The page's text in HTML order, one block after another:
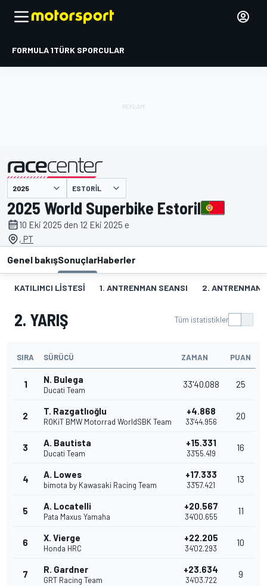
FORMULA 1TÜRK SPORCULAR
ESTORIL
2025 World Superbike Estoril
10 Eki 2025 den 12 Eki 2025 e
, PT
Genel bakışSonuçlarHaberler
KATILIMCI LISTESI 1. ANTRENMAN SEANSI 2. ANTRENMAN
2. YARIŞ Tüm istatistikler
SIRA SÜRÜCÜ ZAMAN PUAN
1 N. Bulega
Ducati Team
33'40.088 25
2 T. Razgatlıoğlu
ROKiT BMW Motorrad WorldSBK Team
+4.868
33'44.956
20
3 A. Bautista
Ducati Team
+15.331
33'55.419
16
4 A. Lowes
bimota by Kawasaki Racing Team
+17.333
33'57.421
13
5 A. Locatelli
Pata Maxus Yamaha
+20.567
34'00.655
11
6 X. Vierge
Honda HRC
+22.205
34'02.293
10
7 R. Gardner
GRT Racing Team
+23.634
34'03.722
9